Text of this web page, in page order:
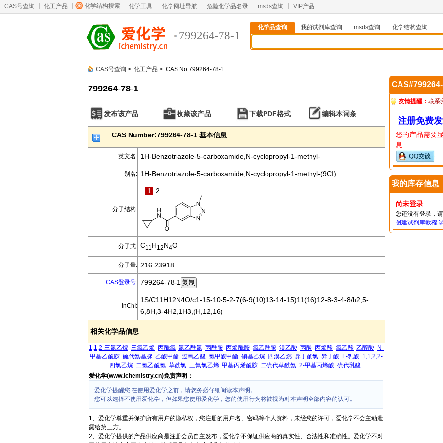
CAS号查询 化工产品 化学结构搜索 化学工具 化学网址导航 危险化学品名录 msds查询 VIP产品
799264-78-1
化学品查询 我的试剂库查询 msds查询
化学结构查询
CAS号查询 > 化工产品 > CAS No.799264-78-1
799264-78-1
发布该产品 收藏该产品 下载PDF格式 编辑本词条
CAS Number:799264-78-1 基本信息
英文名: 1H-Benzotriazole-5-carboxamide,N-cyclopropyl-1-methyl-
别名: 1H-Benzotriazole-5-carboxamide,N-cyclopropyl-1-methyl-(9CI)
分子结构:
1 2
分子式: C11 H12N4O
分子量: 216.23918
CAS登录号: 799264-78-1
InChI:
1S/C11H12N4O/c1-15-10-5-2-7(6-9(10)13-14-15)11(16)12-8-3-4-8/h2,5-
6,8H,3-4H2,1H3,(H,12,16)
相关化学品信息
1,1,2-三氯乙烷 三氯乙烯 丙酰氯 氯乙酰氯 丙酰胺 丙烯酰胺 氯乙酰胺 溴乙酸 丙酸 丙烯酸 氯乙酸 乙醇酸
N-
甲基乙酰胺 硫代氨基脲 乙酸甲酯 过氧乙酸 氯甲酸甲酯 硝基乙烷 四溴乙烷 异丁酰氯 异丁酸 L-乳酸 1,1,2,2-
四氯乙烷 二氯乙酰氯 草酰氯 三氟氯乙烯 甲基丙烯酰胺 二硫代草酰氨 2-甲基丙烯酸 硫代乳酸
爱化学(www.ichemistry.cn)免责声明：
爱化学提醒您:在使用爱化学之前，请您务必仔细阅读本声明。
您可以选择不使用爱化学，但如果您使用爱化学，您的使用行为将被视为对本声明全部内容的认可。
1、爱化学尊重并保护所有用户的隐私权，您注册的用户名、密码等个人资料，未经您的许可，爱化学不会主动泄
露给第三方。
2、爱化学提供的产品供应商是注册会员自主发布，爱化学不保证供应商的真实性、合法性和准确性。爱化学不对
友情提醒： 联系
注册免费
您的产品需要
息
我的库存信息
尚未登录
您还没有登录，
创建试剂库教程